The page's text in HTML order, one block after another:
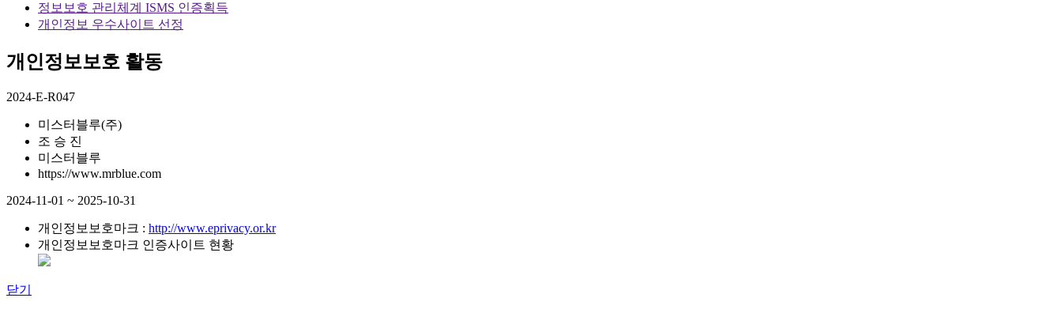
정보보호 관리체계 ISMS 인증획득
개인정보 우수사이트 선정
개인정보보호 활동
2024-E-R047
미스터블루(주)
조 승 진
미스터블루
https://www.mrblue.com
2024-11-01 ~ 2025-10-31
개인정보보호마크 : http://www.eprivacy.or.kr
개인정보보호마크 인증사이트 현황
닫기